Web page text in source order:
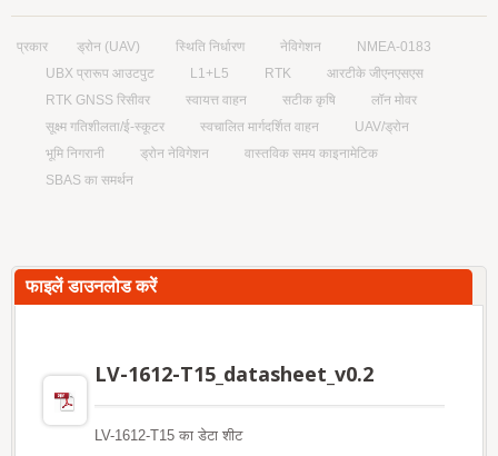
प्रकार ड्रोन (UAV) स्थिति निर्धारण नेविगेशन
NMEA-0183
UBX प्रारूप आउटपुट
L1+L5 RTK
आरटीके जीएनएसएस
RTK GNSS रिसीवर
स्वायत्त वाहन सटीक कृषि
लॉन मोवर
सूक्ष्म गतिशीलता/ई-स्कूटर
स्वचालित मार्गदर्शित वाहन
UAV/ड्रोन
भूमि निगरानी
ड्रोन नेविगेशन
वास्तविक समय काइनामेटिक
SBAS का समर्थन
फाइलें डाउनलोड करें
LV-1612-T15_datasheet_v0.2
LV-1612-T15 का डेटा शीट